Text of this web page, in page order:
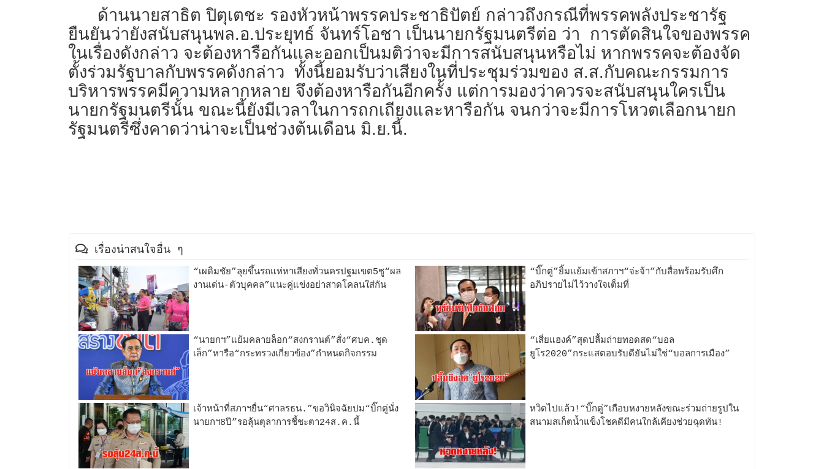
ด้านนายสาธิต ปิตุเตชะ รองหัวหน้าพรรคประชาธิปัตย์ กล่าวถึงกรณีที่พรรคพลังประชารัฐ
ยืนยันว่ายังสนับสนุนพล.อ.ประยุทธ์ จันทร์โอชา เป็นนายกรัฐมนตรีต่อ ว่า การตัดสินใจของพรรค
ในเรื่องดังกล่าว จะต้องหารือกันและออกเป็นมติว่าจะมีการสนับสนุนหรือไม่ หากพรรคจะต้องจัด
ตั้งร่วมรัฐบาลกับพรรคดังกล่าว ทั้งนี้ยอมรับว่าเสียงในที่ประชุมร่วมของ ส.ส.กับคณะกรรมการ
บริหารพรรคมีความหลากหลาย จึงต้องหารือกันอีกครั้ง แต่การมองว่าควรจะสนับสนุนใครเป็น
นายกรัฐมนตรีนั้น ขณะนี้ยังมีเวลาในการถกเถียงและหารือกัน จนกว่าจะมีการโหวตเลือกนายก
รัฐมนตรีซึ่งคาดว่าน่าจะเป็นช่วงต้นเดือน มิ.ย.นี้.
เรื่องน่าสนใจอื่น ๆ
“เผดิมชัย”ลุยขึ้นรถแห่หาเสียงทั่วนครปฐมเขต5ชู“ผล
งานเด่น-ตัวบุคคล”แนะคู่แข่งอย่าสาดโคลนใส่กัน
“บิ๊กตู่”ยิ้มแย้มเข้าสภาฯ“จ่ะจ้า”กับสื่อพร้อมรับศึก
อภิปรายไม่ไว้วางใจเต็มที่
“นายกฯ”แย้มคลายล็อก“สงกรานต์”สั่ง“ศบค.ชุด
เล็ก”หารือ“กระทรวงเกี่ยวข้อง”กำหนดกิจกรรม
“เสี่ยแฮงค์”สุดปลื้มถ่ายทอดสด“บอล
ยูโร2020”กระแสตอบรับดียันไม่ใช่“บอลการเมือง”
เจ้าหน้าที่สภาฯยื่น“ศาลรธน.”ขอวินิจฉัยปม“บิ๊กตู่นั่ง
นายกฯ8ปี”รอลุ้นตุลาการชี้ชะตา24ส.ค.นี้
หวิดไปแล้ว!“บิ๊กตู่”เกือบหงายหลังขณะร่วมถ่ายรูปใน
สนามสเก็ตน้ำแข็งโชคดีมีคนใกล้เคียงช่วยฉุดทัน!